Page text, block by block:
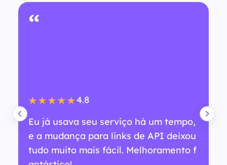
“
★★★★★4.8
Eu já usava seu serviço há um tempo,
e a mudança para links de API deixou
tudo muito mais fácil. Melhoramento f